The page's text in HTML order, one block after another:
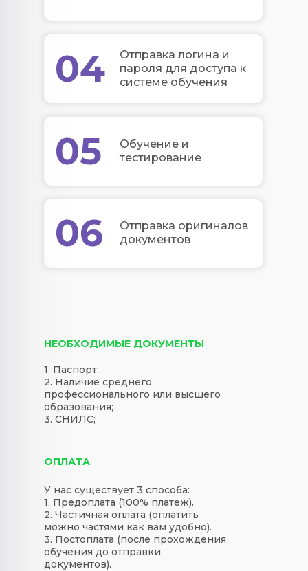
04
05
06
Отправка логина и
пароля для доступа к
системе обучения
Обучение и
тестирование
Отправка оригиналов
документов
НЕОБХОДИМЫЕ ДОКУМЕНТЫ
1. Паспорт;
2. Наличие среднего
профессионального или высшего
образования;
3. СНИЛС;
ОПЛАТА
У нас существует 3 способа:
1. Предоплата (100% платеж).
2. Частичная оплата (оплатить
можно частями как вам удобно).
3. Постоплата (после прохождения
обучения до отправки
документов).